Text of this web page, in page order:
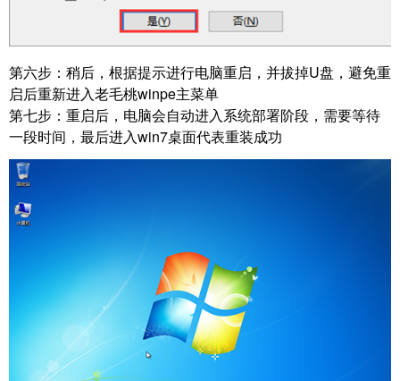
第六步： 稍后，根据提示进行电脑重启，并拔掉U盘，避免重
启后重新进入老毛桃winpe主菜单
第七步： 重启后，电脑会自动进入系统部署阶段，需要等待
一段时间，最后进入win7桌面代表重装成功